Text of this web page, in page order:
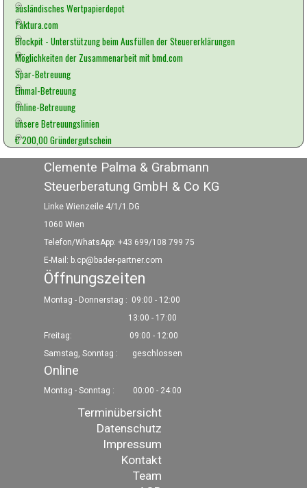
ausländisches Wertpapierdepot
faktura.com
Blockpit - Unterstützung beim Ausfüllen der Steuererklärungen
Möglichkeiten der Zusammenarbeit mit bmd.com
Spar-Betreuung
Einmal-Betreuung
Online-Betreuung
unsere Betreuungslinien
€ 200,00 Gründergutschein
Clemente Palma & Grabmann
Steuerberatung GmbH & Co KG
Linke Wienzeile 4/1/1.DG
1060 Wien
Telefon/WhatsApp: +43 699/108 799 75
E-Mail: b.cp@bader-partner.com
Öffnungszeiten
Montag - Donnerstag : 09:00 - 12:00
13:00 - 17:00
Freitag: 09:00 - 12:00
Samstag, Sonntag : geschlossen
Online
Montag - Sonntag : 00:00 - 24:00
Menü überspringen
Terminübersicht
Datenschutz
Impressum
Kontakt
Team